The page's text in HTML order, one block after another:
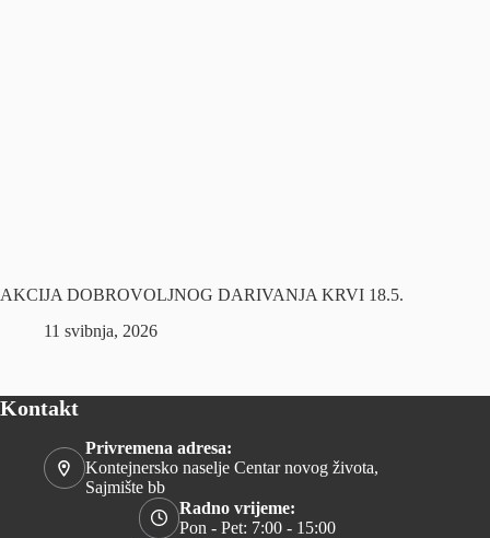
AKCIJA DOBROVOLJNOG DARIVANJA KRVI 18.5.
11 svibnja, 2026
Kontakt
Privremena adresa:
Kontejnersko naselje Centar novog života,
Sajmište bb
Radno vrijeme:
Pon - Pet: 7:00 - 15:00